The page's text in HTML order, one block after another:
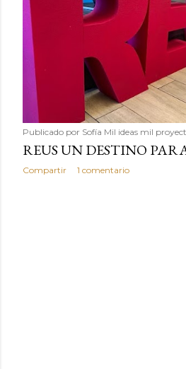
Publicado por Sofía Mil ideas mil
REUS UN DESTINO
Compartir 1 comentario